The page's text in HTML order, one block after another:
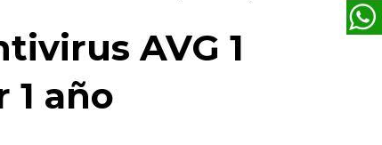
AVG 1
1 año